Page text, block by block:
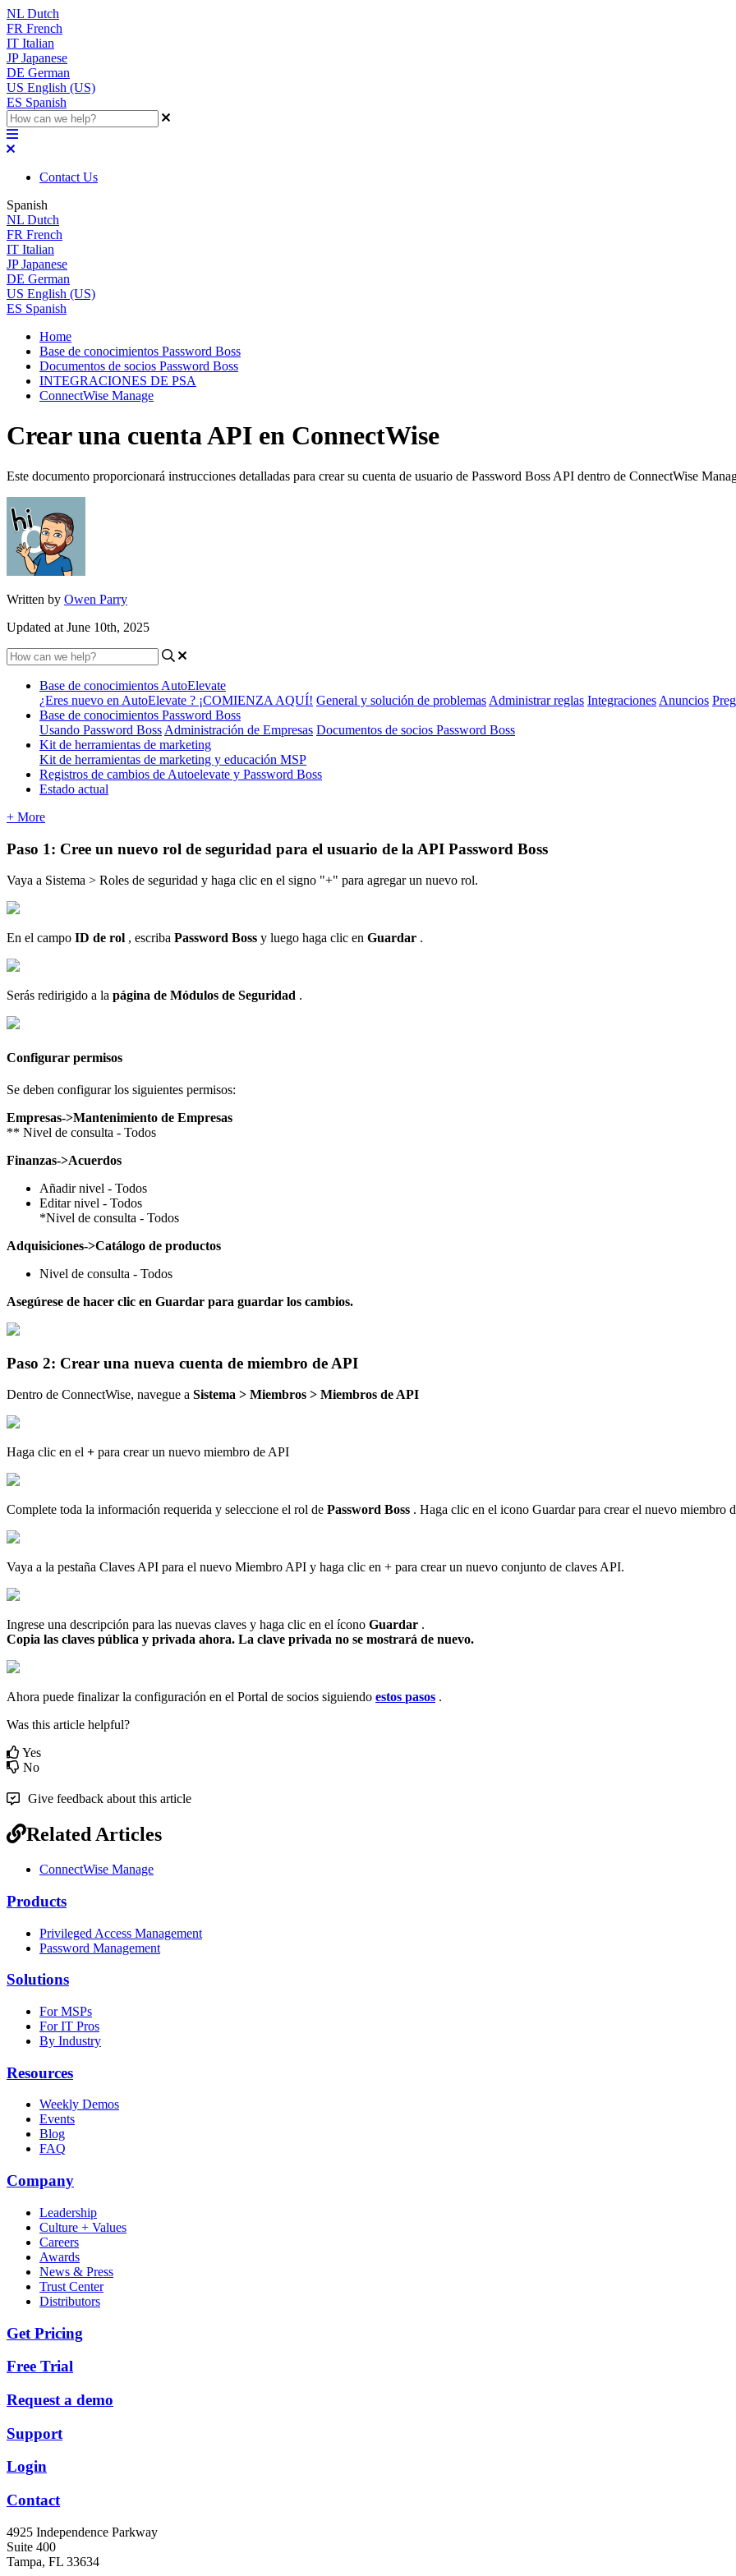
NL Dutch
FR French
IT Italian
JP Japanese
DE German
US English (US)
ES Spanish
Contact Us
Spanish
NL Dutch
FR French
IT Italian
JP Japanese
DE German
US English (US)
ES Spanish
Home
Base de conocimientos Password Boss
Documentos de socios Password Boss
INTEGRACIONES DE PSA
ConnectWise Manage
Crear una cuenta API en ConnectWise
Este documento proporcionará instrucciones detalladas para crear su cuenta de usuario de Password Boss API dentro de ConnectWise
Written by Owen Parry
Updated at June 10th, 2025
Base de conocimientos AutoElevate
¿Eres nuevo en AutoElevate ? ¡COMIENZA AQUÍ! General y solución de problemas Administrar reglas Integraciones Anuncios
Base de conocimientos Password Boss
Usando Password Boss Administración de Empresas Documentos de socios Password Boss
Kit de herramientas de marketing
Kit de herramientas de marketing y educación MSP
Registros de cambios de Autoelevate y Password Boss
Estado actual
+ More
Paso 1: Cree un nuevo rol de seguridad para el usuario de la API Password Boss
Vaya a Sistema > Roles de seguridad y haga clic en el signo "+" para agregar un nuevo rol.
En el campo ID de rol , escriba Password Boss y luego haga clic en Guardar .
Serás redirigido a la página de Módulos de Seguridad .
Configurar permisos
Se deben configurar los siguientes permisos:
Empresas->Mantenimiento de Empresas
** Nivel de consulta - Todos
Finanzas->Acuerdos
Añadir nivel - Todos
Editar nivel - Todos
*Nivel de consulta - Todos
Adquisiciones->Catálogo de productos
Nivel de consulta - Todos
Asegúrese de hacer clic en Guardar para guardar los cambios.
Paso 2: Crear una nueva cuenta de miembro de API
Dentro de ConnectWise, navegue a Sistema > Miembros > Miembros de API
Haga clic en el + para crear un nuevo miembro de API
Complete toda la información requerida y seleccione el rol de Password Boss . Haga clic en el icono Guardar para crear el nuevo miembro
Vaya a la pestaña Claves API para el nuevo Miembro API y haga clic en + para crear un nuevo conjunto de claves API.
Ingrese una descripción para las nuevas claves y haga clic en el ícono Guardar .
Copia las claves pública y privada ahora. La clave privada no se mostrará de nuevo.
Ahora puede finalizar la configuración en el Portal de socios siguiendo estos pasos .
Was this article helpful?
Yes
No
Give feedback about this article
Related Articles
ConnectWise Manage
Products
Privileged Access Management
Password Management
Solutions
For MSPs
For IT Pros
By Industry
Resources
Weekly Demos
Events
Blog
FAQ
Company
Leadership
Culture + Values
Careers
Awards
News & Press
Trust Center
Distributors
Get Pricing
Free Trial
Request a demo
Support
Login
Contact
4925 Independence Parkway
Suite 400
Tampa, FL 33634